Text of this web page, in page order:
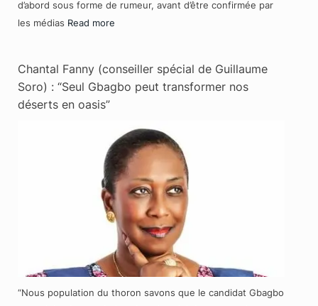
d’abord sous forme de rumeur, avant d’être confirmée par
les médias Read more
Chantal Fanny (conseiller spécial de Guillaume
Soro) : “Seul Gbagbo peut transformer nos
déserts en oasis”
“Nous population du thoron savons que le candidat Gbagbo